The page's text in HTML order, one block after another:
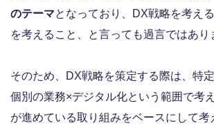
のテーマとなっており、DX戦略を考え
を考えること、と言っても過言ではあり
そのため、DX戦略を策定する際は、特
個別の業務×デジタル化という範囲で考
が進めている取り組みをベースにして考